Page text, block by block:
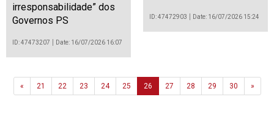
irresponsabilidade” dos
Governos PS
ID: 47473207 Date: 16/07/2026 16:07
ID: 47472903 Date: 16/07/2026 15:24
«Previous
21 22 23 24 25 26 27 28 29 30 »Next